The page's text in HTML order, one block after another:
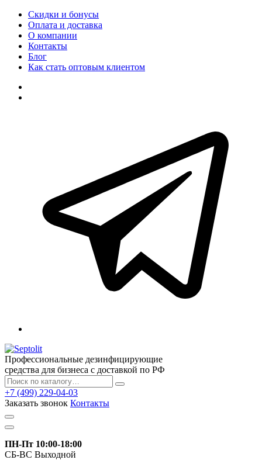
Скидки и бонусы
Оплата и доставка
О компании
Контакты
Блог
Как стать оптовым клиентом
Профессиональные дезинфицирующие
средства для бизнеса с доставкой по РФ
+7 (499) 229-04-03
Заказать звонок Контакты
ПН-Пт 10:00-18:00
СБ-ВС Выходной